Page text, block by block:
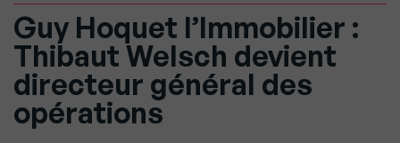
Guy Hoquet l’Immobilier :
Thibaut Welsch devient
directeur général des
opérations